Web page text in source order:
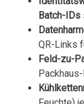
Batch-IDs
QR-Links
Feld-zu-